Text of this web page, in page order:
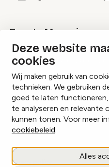
Deze website
cookies
Wij maken gebruik van
technieken. We gebruiken
goed te laten
te analyseren en
kunnen tonen. Voor meer
cookiebeleid.
Alles
Events Magazine
Ik ontvang graag
InstagramFacebookLinkedIn
Cookies beheren
Privacy policy